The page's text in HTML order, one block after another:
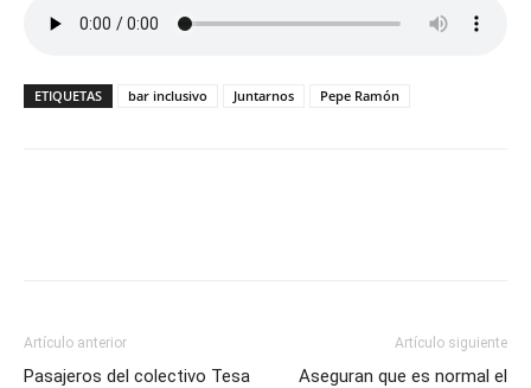
ETIQUETAS bar inclusivo Juntarnos Pepe Ramón
Artículo anterior
Pasajeros del colectivo Tesa
Artículo siguiente
Aseguran que es normal el